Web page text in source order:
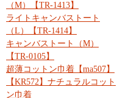
（M）【TR-1413】
ライトキャンバストート
（L）【TR-1414】
キャンバストート（M）
【TR-0105】
超薄コットン巾着【ma507】
【KR572】ナチュラルコット
ン巾着